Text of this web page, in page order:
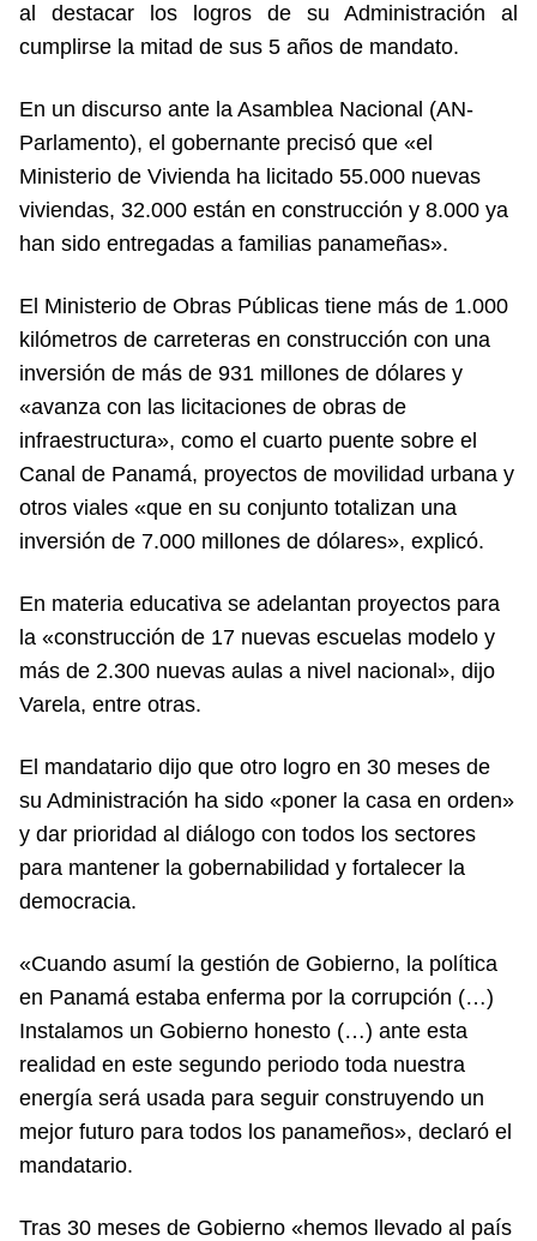
al destacar los logros de su Administración al
cumplirse la mitad de sus 5 años de mandato.
En un discurso ante la Asamblea Nacional (AN-
Parlamento), el gobernante precisó que «el
Ministerio de Vivienda ha licitado 55.000 nuevas
viviendas, 32.000 están en construcción y 8.000 ya
han sido entregadas a familias panameñas».
El Ministerio de Obras Públicas tiene más de 1.000
kilómetros de carreteras en construcción con una
inversión de más de 931 millones de dólares y
«avanza con las licitaciones de obras de
infraestructura», como el cuarto puente sobre el
Canal de Panamá, proyectos de movilidad urbana y
otros viales «que en su conjunto totalizan una
inversión de 7.000 millones de dólares», explicó.
En materia educativa se adelantan proyectos para
la «construcción de 17 nuevas escuelas modelo y
más de 2.300 nuevas aulas a nivel nacional», dijo
Varela, entre otras.
El mandatario dijo que otro logro en 30 meses de
su Administración ha sido «poner la casa en orden»
y dar prioridad al diálogo con todos los sectores
para mantener la gobernabilidad y fortalecer la
democracia.
«Cuando asumí la gestión de Gobierno, la política
en Panamá estaba enferma por la corrupción (…)
Instalamos un Gobierno honesto (…) ante esta
realidad en este segundo periodo toda nuestra
energía será usada para seguir construyendo un
mejor futuro para todos los panameños», declaró el
mandatario.
Tras 30 meses de Gobierno «hemos llevado al país